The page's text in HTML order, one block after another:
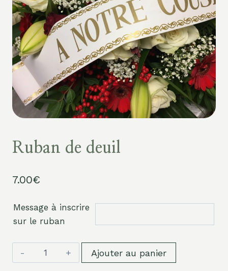
Ruban de deuil
7.00€
Message à inscrire
sur le ruban
quantité
de
Ajouter au panier